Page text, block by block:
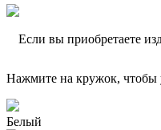
Если вы приобретаете
Нажмите на кружок, чтобы
Белый